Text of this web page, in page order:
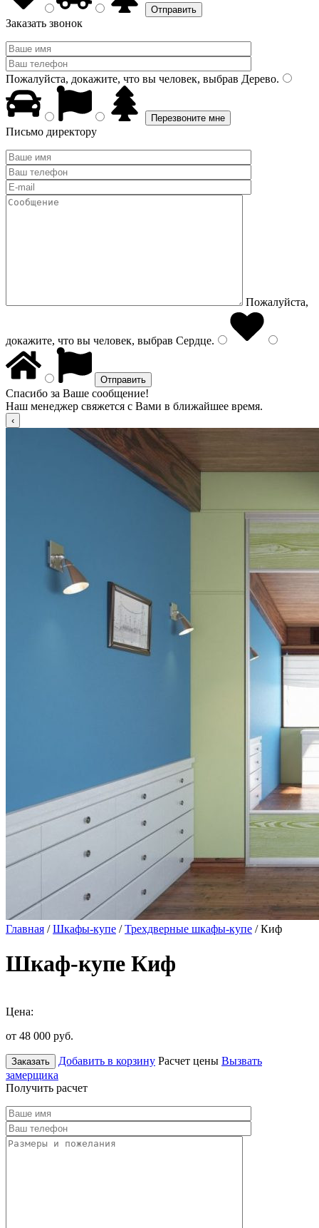
Заказать звонок
Пожалуйста, докажите, что вы человек, выбрав Дерево.
Письмо директору
Пожалуйста,
докажите, что вы человек, выбрав Сердце.
Спасибо за Ваше сообщение!
Наш менеджер свяжется с Вами в ближайшее время.
Главная /Шкафы-купе /Трехдверные шкафы-купе / Киф
Шкаф-купе Киф
Цена:
от 48 000 руб.
Заказать Добавить в корзину Расчет цены Вызвать
замерщика
Получить расчет